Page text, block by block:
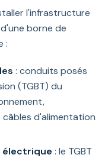
l'infrastructure
borne de
:
: conduits posés
(TGBT) du
d'alimentation
électrique : le TGBT